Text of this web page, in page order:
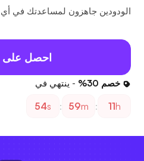
الودودين جاهزون لمساعدتك في
احصل على
خصم 30% - ينتهي في
11h
:
59m
:
54s